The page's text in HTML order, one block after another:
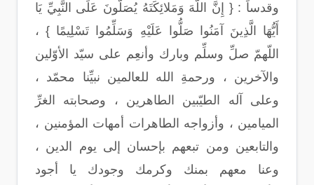
وقدساً : { إِنَّ اللَّهَ وَمَلائِكَتَهُ يُصَلُّونَ عَلَى النَّبِيِّ يَا
أَيُّهَا الَّذِينَ آمَنُوا صَلُّوا عَلَيْهِ وَسَلِّمُوا تَسْلِيمًا } ،
اللّهمّ صلِّ وسلِّم وبارك وأنعِم على سيّد الأوّلين
والآخرين ، ورحمةِ الله للعالمين نبيِّنا محمّد ،
وعلى آله الطيّبين الطاهرين ، وصحابته الغرِّ
الميامين ، وأزواجه الطاهرات أمهات المؤمنين ،
والتابعين ومن تبعهم بإحسان إلى يوم الدين ،
وعنا معهم بمنك وكرمك وجودك يا أجود